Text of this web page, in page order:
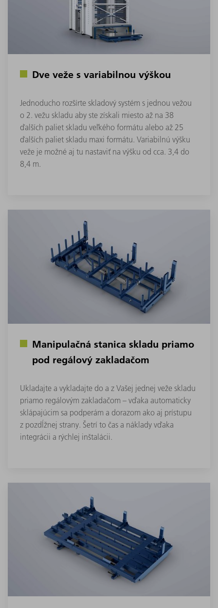
Dve veže s variabilnou výškou
Jednoducho rozšírte skladový systém s jednou vežou
o 2. vežu skladu aby ste získali miesto až na 38
ďalších paliet skladu veľkého formátu alebo až 25
ďalších paliet skladu maxi formátu. Variabilnú výšku
veže je možné aj tu nastaviť na výšku od cca. 3,4 do
8,4 m.
Manipulačná stanica skladu priamo
pod regálový zakladačom
Ukladajte a vykladajte do a z Vašej jednej veže skladu
priamo regálovým zakladačom – vďaka automaticky
sklápajúcim sa podperám a dorazom ako aj prístupu
z pozdĺžnej strany. Šetrí to čas a náklady vďaka
integrácii a rýchlej inštalácii.